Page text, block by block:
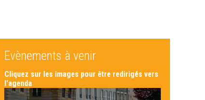
Evènements à venir
Cliquez sur les images pour être redirigés vers
l'agenda